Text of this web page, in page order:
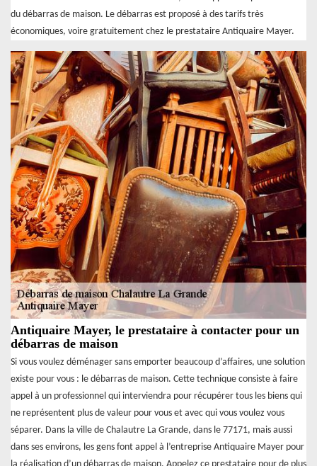
du débarras de maison. Le débarras est proposé à des tarifs très
économiques, voire gratuitement chez le prestataire Antiquaire Mayer.
Antiquaire Mayer, le prestataire à contacter pour un
débarras de maison
Si vous voulez déménager sans emporter beaucoup d’affaires, une solution
existe pour vous : le débarras de maison. Cette technique consiste à faire
appel à un professionnel qui interviendra pour récupérer tous les biens qui
ne représentent plus de valeur pour vous et avec qui vous voulez vous
séparer. Dans la ville de Chalautre La Grande, dans le 77171, mais aussi
dans ses environs, les gens font appel à l’entreprise Antiquaire Mayer pour